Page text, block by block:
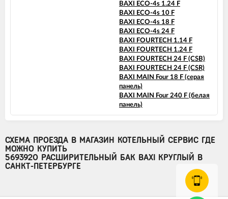
BAXI ECO-4s 1.24 F
BAXI ECO-4s 10 F
BAXI ECO-4s 18 F
BAXI ECO-4s 24 F
BAXI FOURTECH 1.14 F
BAXI FOURTECH 1.24 F
BAXI FOURTECH 24 F (CSB)
BAXI FOURTECH 24 F (CSR)
BAXI MAIN Four 18 F (серая
панель)
BAXI MAIN Four 240 F (белая
панель)
СХЕМА ПРОЕЗДА В МАГАЗИН КОТЕЛЬНЫЙ СЕРВИС ГДЕ
МОЖНО КУПИТЬ
5693920 РАСШИРИТЕЛЬНЫЙ БАК BAXI КРУГЛЫЙ В
САНКТ-ПЕТЕРБУРГЕ